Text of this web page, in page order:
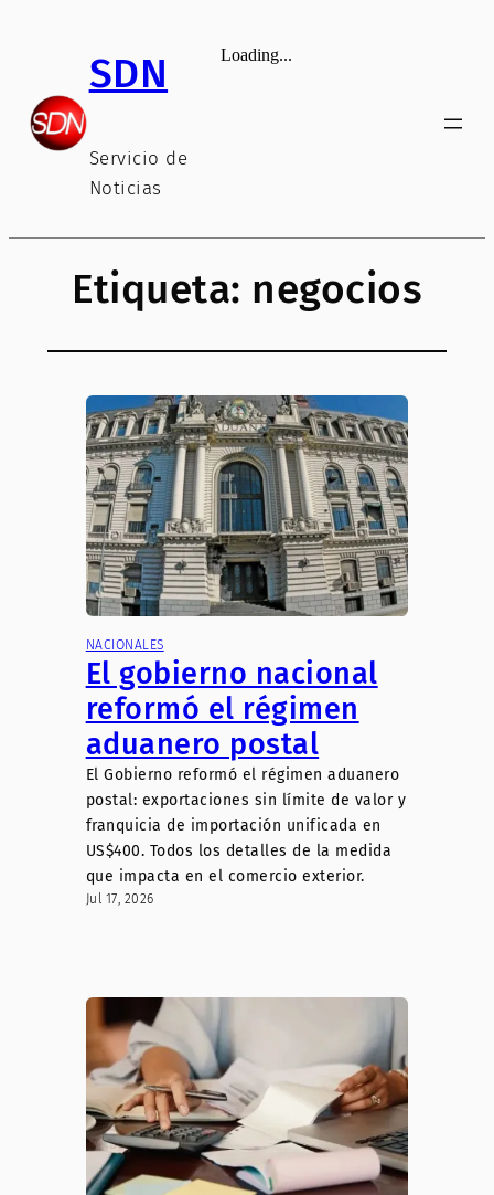
contenidoSDN
Servicio de
Noticias
Etiqueta: negocios
NACIONALES
El gobierno nacional
reformó el régimen
aduanero postal
El Gobierno reformó el régimen aduanero
postal: exportaciones sin límite de valor y
franquicia de importación unificada en
US$400. Todos los detalles de la medida
que impacta en el comercio exterior.
Jul 17, 2026